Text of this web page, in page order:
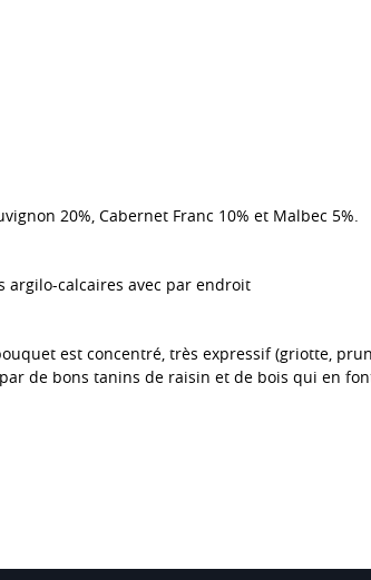
20%, Cabernet Franc 10% et Malbec 5%.
argilo-calcaires avec par endroit
est concentré, très expressif (griotte,
de bons tanins de raisin et de bois qui en